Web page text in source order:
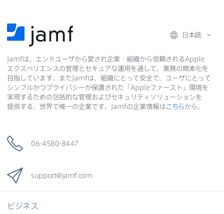
日本語
Jamfは、​エンドユーザから​愛され企業・組織から​信頼されるApple
エクスペリエンスの​管理と​セキュアな​運用を​通して、​業務の​簡素化を​
目指しています。​また Jamfは、​組織に​とって​安全で、​ユーザに​とって​
シンプルかつプライバシーが​保護された​「 Appleファースト」環境を​
実現する​ための​包括的な​管理および​セキュリティソリューションを​
提供する、​世界で​唯一の​企業です。
Jamfの​企業情報はこちらから。
06-4580-8447
support@jamf. com
ビジネス